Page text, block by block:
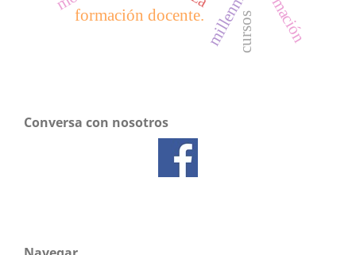
formación docente. cursos
Conversa con nosotros